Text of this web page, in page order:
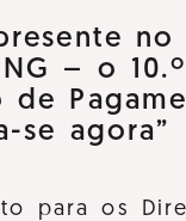
no
– o 10.º
de
se agora”
para os